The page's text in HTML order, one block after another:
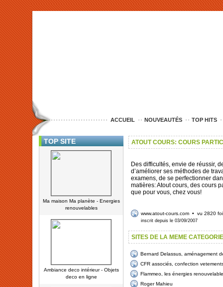
<img src="http://www.nord-entreprise.com/images/anim.jpg"
ACCUEIL NOUVEAUTÉS TOP HITS
TOP SITE
Ma maison Ma planète - Energies
renouvelables
Ambiance deco intérieur - Objets
deco en ligne
ATOUT COURS: COURS
Des difficultés, envie de réussir,
d’améliorer ses méthodes de
examens, de se perfectionner
matières: Atout cours, des cours
que pour vous, chez vous!
www.atout-cours.com • vu 2820
inscrit depuis le 03/09/2007
SITES DE LA MEME CATEGORIE
Bernard Delassus, aménagement
CFR associés, confection
Flammeo, les énergies
Roger Mahieu